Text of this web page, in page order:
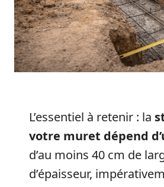
L’essentiel à retenir : la
votre muret dépend
d’au moins 40 cm de
d’épaisseur,